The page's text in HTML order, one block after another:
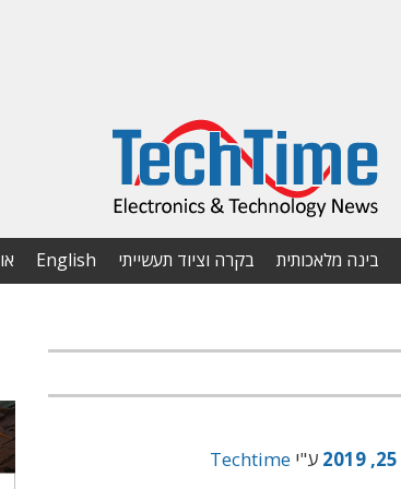
בינה מלאכותית בקרה וציוד תעשייתי English
ע"י Techtime